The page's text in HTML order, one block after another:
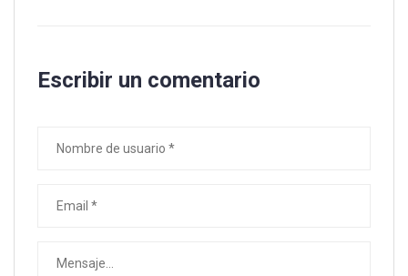
Escribir un comentario